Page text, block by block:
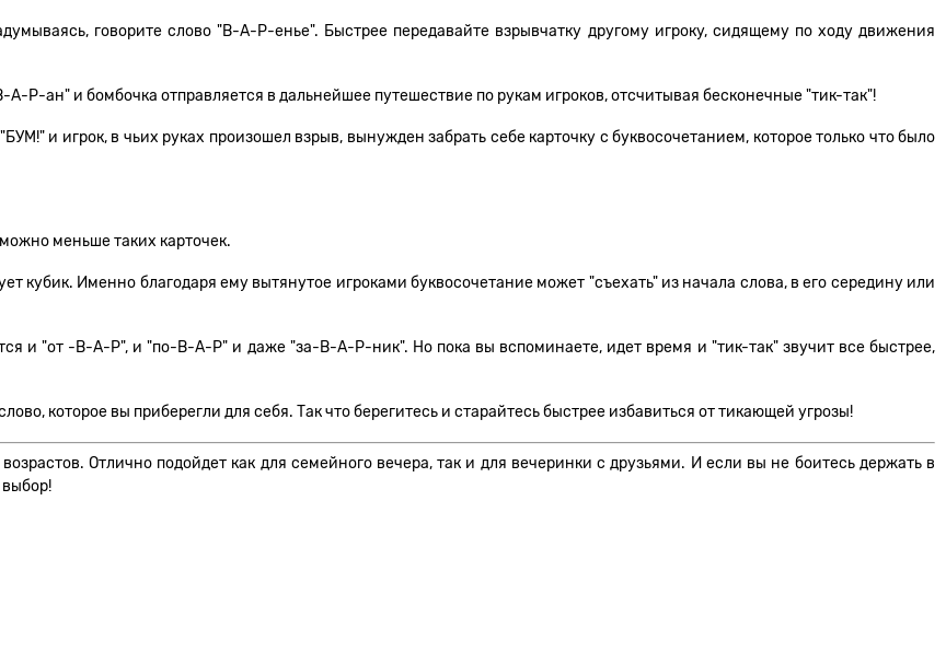
говорите слово "В-А-Р-енье". Быстрее передавайте взрывчатку другому игроку, сидящему по ходу движения
Р-ан" и бомбочка отправляется в дальнейшее путешествие по рукам игроков, отсчитывая бесконечные "тик-так"!
и игрок, в чьих руках произошел взрыв, вынужден забрать себе карточку с буквосочетанием, которое только что было
меньше таких карточек.
кубик. Именно благодаря ему вытянутое игроками буквосочетание может "съехать" из начала слова, в его середину или
и "от -В-А-Р", и "по-В-А-Р" и даже "за-В-А-Р-ник". Но пока вы вспоминаете, идет время и "тик-так" звучит все быстрее,
которое вы приберегли для себя. Так что берегитесь и старайтесь быстрее избавиться от тикающей угрозы!
Отлично подойдет как для семейного вечера, так и для вечеринки с друзьями. И если вы не боитесь держать в